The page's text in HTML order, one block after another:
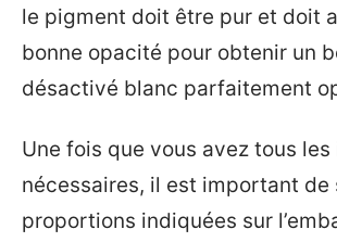
le pigment doit être pur et doit
bonne opacité pour obtenir un
désactivé blanc parfaitement
Une fois que vous avez tous
nécessaires, il est important de
proportions indiquées sur